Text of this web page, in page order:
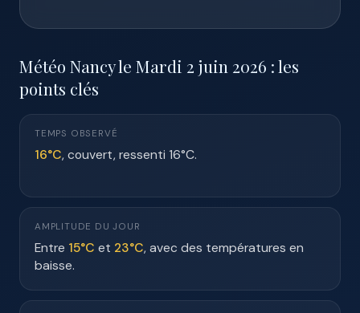
Météo Nancy le Mardi 2 juin 2026 : les
points clés
TEMPS OBSERVÉ
16°C, couvert, ressenti 16°C.
AMPLITUDE DU JOUR
Entre 15°C et 23°C, avec des températures en
baisse.